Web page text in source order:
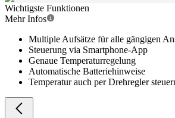
Wichtigste Funktionen
Mehr Infos
Multiple Aufsätze für alle gängigen
Steuerung via Smartphone-App
Genaue Temperaturregelung
Automatische Batteriehinweise
Temperatur auch per Drehregler